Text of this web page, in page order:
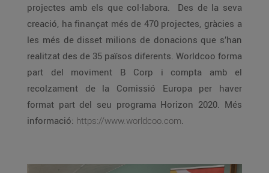
projectes amb els que col·labora. Des de la seva
creació, ha finançat més de 470 projectes, gràcies a
les més de disset milions de donacions que s’han
realitzat des de 35 països diferents. Worldcoo forma
part del moviment B Corp i compta amb el
recolzament de la Comissió Europa per haver
format part del seu programa Horizon 2020. Més
informació: https://www.worldcoo.com.